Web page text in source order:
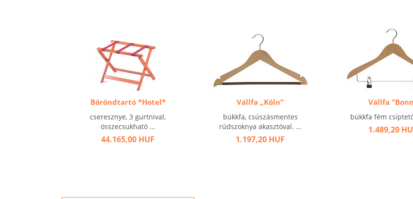
Bőröndtartó *Hotel*
cseresznye, 3 gurtnival,
összecsukható ...
44.165,00 HUF
Vállfa „Köln”
bükkfa, csúszásmentes
rúdszoknya akasztóval. ...
1.197,20 HUF
Vállfa
bükkfa fém
1.489,20